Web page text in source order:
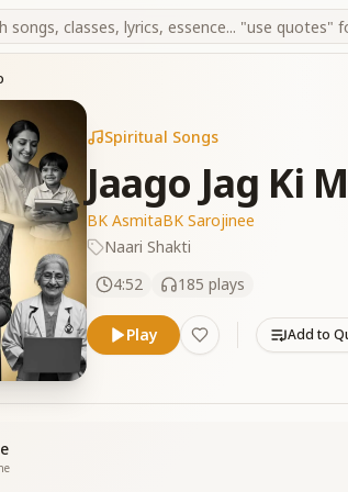
Spiritual Songs
Jaago Jag Ki
BK AsmitaBK Sarojinee
Naari Shakti
4:52
185 plays
Play Add to